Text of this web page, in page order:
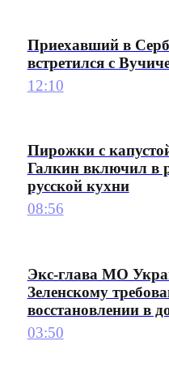
Приехавший в
встретился с
12:10
Пирожки с
Галкин включил в
русской кухни
08:56
Экс-глава МО
Зеленскому
восстановлении в
03:50